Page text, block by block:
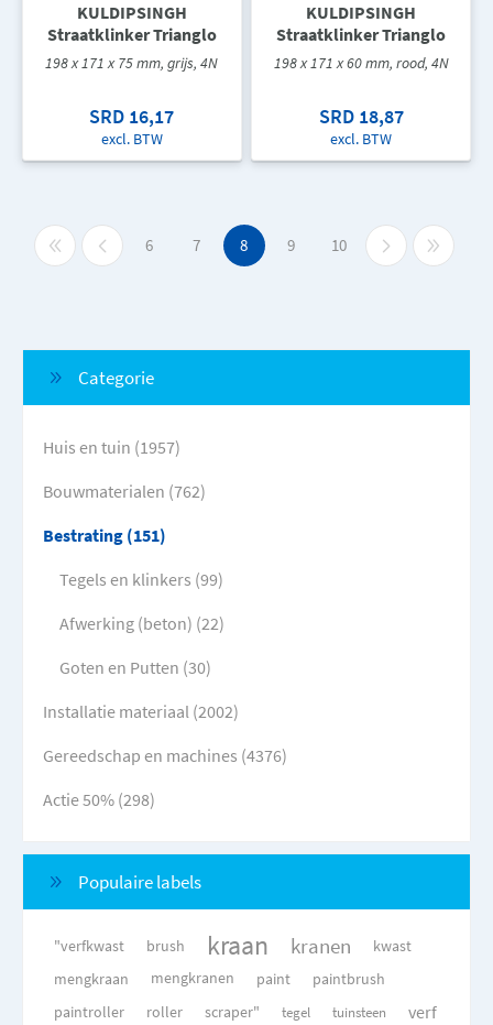
KULDIPSINGH
Straatklinker Trianglo
198 x 171 x 75 mm, grijs, 4N
SRD 16,17
excl. BTW
KULDIPSINGH
Straatklinker Trianglo
198 x 171 x 60 mm, rood, 4N
SRD 18,87
excl. BTW
6 7 8 9 10
Categorie
Huis en tuin (1957)
Bouwmaterialen (762)
Bestrating (151)
Tegels en klinkers (99)
Afwerking (beton) (22)
Goten en Putten (30)
Installatie materiaal (2002)
Gereedschap en machines (4376)
Actie 50% (298)
Populaire labels
"verfkwast brush kraan kranen
kwast
mengkraan
mengkranen paint
paintbrush
paintroller
roller scraper" tegel tuinsteen verf